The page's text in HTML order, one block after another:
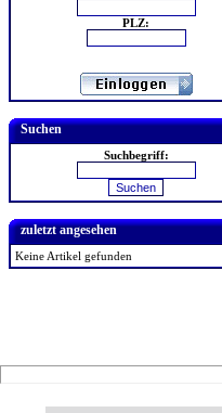
PLZ:
Suchen
Suchbegriff:
zuletzt angesehen
Keine Artikel gefunden